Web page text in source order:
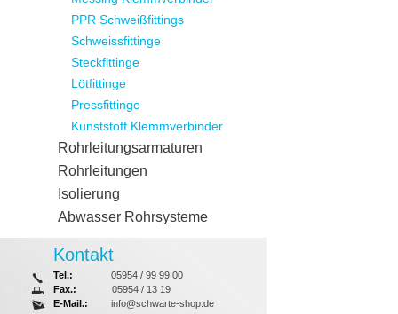
PPR Schweißfittings
Schweissfittinge
Steckfittinge
Lötfittinge
Pressfittinge
Kunststoff Klemmverbinder
Rohrleitungsarmaturen
Rohrleitungen
Isolierung
Abwasser Rohrsysteme
Kontakt
Tel.:
05954 / 99 99 00
Fax.:
05954 / 13 19
E-Mail.:
info@schwarte-shop.de